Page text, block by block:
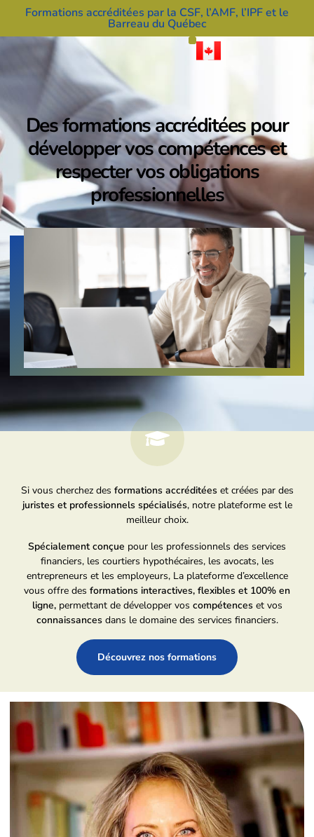
Formations accréditées par la CSF, l’AMF, l’IPF et le
Barreau du Québec
Des formations accréditées pour
développer vos compétences et
respecter vos obligations
professionnelles
Si vous cherchez des formations accréditéeset créées par des
juristes et professionnels spécialisés, notre plateforme est le
meilleur choix.
Spécialement conçue pour les professionnels des services
financiers, les courtiers hypothécaires, les avocats, les
entrepreneurs et les employeurs, La plateforme d’excellence
vous offre des formations interactives, flexibles et 100% en
ligne,permettant de développer vos compétenceset vos
connaissancesdans le domaine des services financiers.
Découvrez nos formations